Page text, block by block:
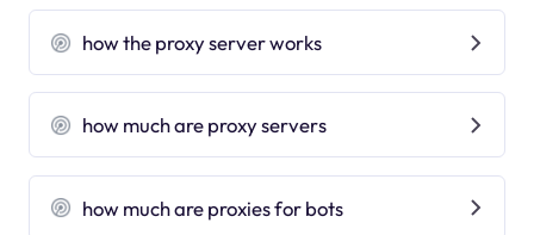
how the proxy server works
how much are proxy servers
how much are proxies for bots